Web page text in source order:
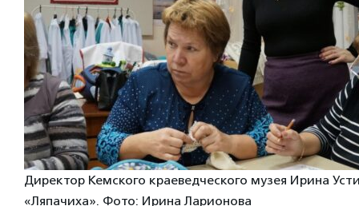
Директор Кемского краеведческого музея Ирина
«Ляпачиха». Фото: Ирина Ларионова